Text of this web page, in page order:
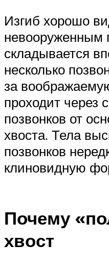
Изгиб хорошо
невооруженным
складывается
несколько
за
проходит через
позвонков от
хвоста. Тела
позвонков
клиновидную
Почему
хвост